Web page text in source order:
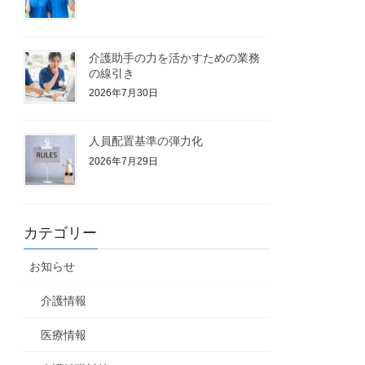
介護助手の力を活かすための業務
の線引き
2026年7月30日
人員配置基準の弾力化
2026年7月29日
カテゴリー
お知らせ
介護情報
医療情報